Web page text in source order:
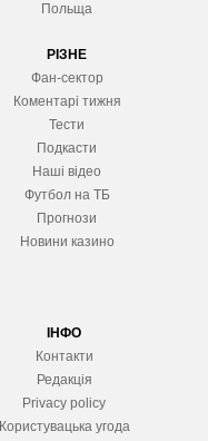
Польща
РІЗНЕ
Фан-сектор
Коментарі тижня
Тести
Подкасти
Наші відео
Футбол на ТБ
Прогнози
Новини казино
ІНФО
Контакти
Редакція
Privacy policy
Користувацька угода